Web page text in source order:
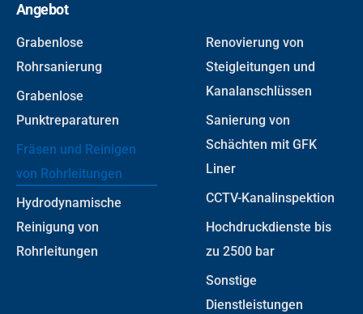
Angebot
Grabenlose
Rohrsanierung
Grabenlose
Punktreparaturen
Fräsen und Reinigen
von Rohrleitungen
Hydrodynamische
Reinigung von
Rohrleitungen
Renovierung von
Steigleitungen und
Kanalanschlüssen
Sanierung von
Schächten mit GFK
Liner
CCTV-Kanalinspektion
Hochdruckdienste bis
zu 2500 bar
Sonstige
Dienstleistungen